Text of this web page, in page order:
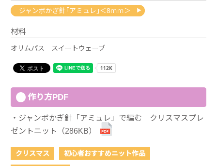
ジャンボかぎ針｢アミュレ｣＜8ｍｍ＞
材料
オリムパス スイートウェーブ
作り方PDF
ジャンボかぎ針「アミュレ」で編む クリスマスプレ
ゼントニット（286KB）
クリスマス 初心者おすすめニット作品